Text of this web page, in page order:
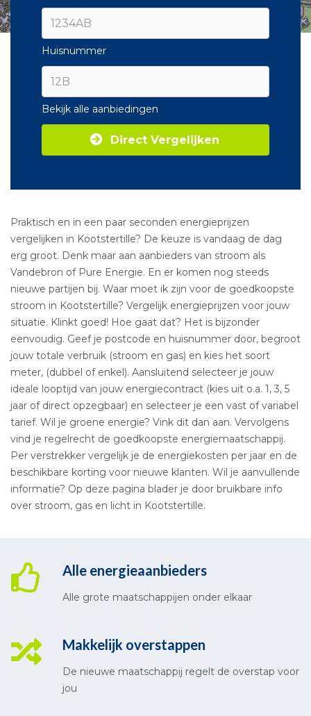
Huisnummer
Bekijk alle aanbiedingen
Direct Vergelijken
Praktisch en in een paar seconden energieprijzen
vergelijken in Kootstertille? De keuze is vandaag de dag
erg groot. Denk maar aan aanbieders van stroom als
Vandebron of Pure Energie. En er komen nog steeds
nieuwe partijen bij. Waar moet ik zijn voor de goedkoopste
stroom in Kootstertille? Vergelijk energieprijzen voor jouw
situatie. Klinkt goed! Hoe gaat dat? Het is bijzonder
eenvoudig. Geef je postcode en huisnummer door, begroot
jouw totale verbruik (stroom en gas) en kies het soort
meter, (dubbel of enkel). Aansluitend selecteer je jouw
ideale looptijd van jouw energiecontract (kies uit o.a. 1, 3, 5
jaar of direct opzegbaar) en selecteer je een vast of variabel
tarief. Wil je groene energie? Vink dit dan aan. Vervolgens
vind je regelrecht de goedkoopste energiemaatschappij.
Per verstrekker vergelijk je de energiekosten per jaar en de
beschikbare korting voor nieuwe klanten. Wil je aanvullende
informatie? Op deze pagina blader je door bruikbare info
over stroom, gas en licht in Kootstertille.
Alle energieaanbieders
Alle grote maatschappijen onder elkaar
Makkelijk overstappen
De nieuwe maatschappij regelt de overstap voor
jou